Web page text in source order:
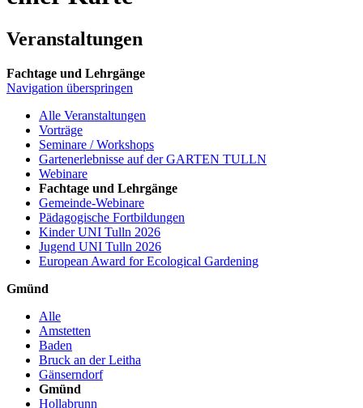
Veranstaltungen
Fachtage und Lehrgänge
Navigation überspringen
Alle Veranstaltungen
Vorträge
Seminare / Workshops
Gartenerlebnisse auf der GARTEN TULLN
Webinare
Fachtage und Lehrgänge
Gemeinde-Webinare
Pädagogische Fortbildungen
Kinder UNI Tulln 2026
Jugend UNI Tulln 2026
European Award for Ecological Gardening
Gmünd
Alle
Amstetten
Baden
Bruck an der Leitha
Gänserndorf
Gmünd
Hollabrunn